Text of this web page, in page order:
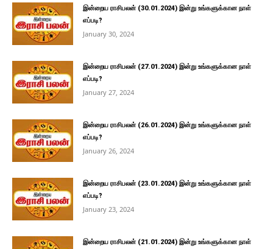
இன்றைய ராசிபலன் (30.01.2024) இன்று உங்களுக்கான நாள்
எப்படி?
January 30, 2024
இன்றைய ராசிபலன் (27.01.2024) இன்று உங்களுக்கான நாள்
எப்படி?
January 27, 2024
இன்றைய ராசிபலன் (26.01.2024) இன்று உங்களுக்கான நாள்
எப்படி?
January 26, 2024
இன்றைய ராசிபலன் (23.01.2024) இன்று உங்களுக்கான நாள்
எப்படி?
January 23, 2024
இன்றைய ராசிபலன் (21.01.2024) இன்று உங்களுக்கான நாள்